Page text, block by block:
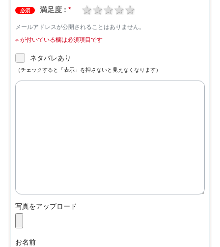
必須 満足度 : * 4 stars
3 stars
2 stars
1 star
メールアドレスが公開されることはありません。
※が付いている欄は必須項目です
ネタバレあり
（チェックすると「表示」を押さないと見えなくなります）
写真をアップロード
お名前